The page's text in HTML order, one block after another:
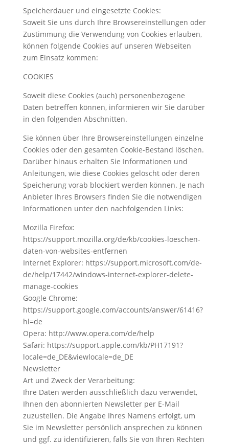
Speicherdauer und eingesetzte Cookies:
Soweit Sie uns durch Ihre Browsereinstellungen oder
Zustimmung die Verwendung von Cookies erlauben,
können folgende Cookies auf unseren Webseiten
zum Einsatz kommen:
COOKIES
Soweit diese Cookies (auch) personenbezogene
Daten betreffen können, informieren wir Sie darüber
in den folgenden Abschnitten.
Sie können über Ihre Browsereinstellungen einzelne
Cookies oder den gesamten Cookie-Bestand löschen.
Darüber hinaus erhalten Sie Informationen und
Anleitungen, wie diese Cookies gelöscht oder deren
Speicherung vorab blockiert werden können. Je nach
Anbieter Ihres Browsers finden Sie die notwendigen
Informationen unter den nachfolgenden Links:
Mozilla Firefox:
https://support.mozilla.org/de/kb/cookies-loeschen-
daten-von-websites-entfernen
Internet Explorer: https://support.microsoft.com/de-
de/help/17442/windows-internet-explorer-delete-
manage-cookies
Google Chrome:
https://support.google.com/accounts/answer/61416?
hl=de
Opera: http://www.opera.com/de/help
Safari: https://support.apple.com/kb/PH17191?
locale=de_DE&viewlocale=de_DE
Newsletter
Art und Zweck der Verarbeitung:
Ihre Daten werden ausschließlich dazu verwendet,
Ihnen den abonnierten Newsletter per E-Mail
zuzustellen. Die Angabe Ihres Namens erfolgt, um
Sie im Newsletter persönlich ansprechen zu können
und ggf. zu identifizieren, falls Sie von Ihren Rechten